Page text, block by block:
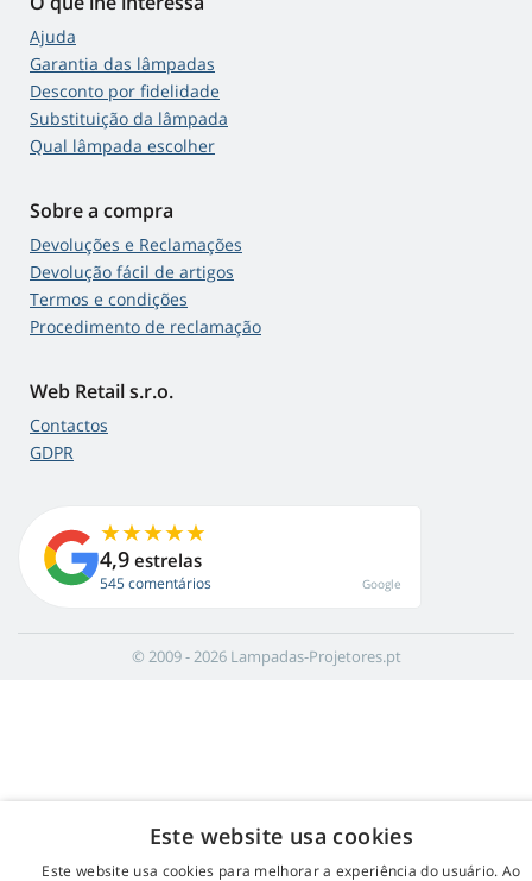
Ajuda
Garantia das lâmpadas
Desconto por fidelidade
Substituição da lâmpada
Qual lâmpada escolher
Sobre a compra
Devoluções e Reclamações
Devolução fácil de artigos
Termos e condições
Procedimento de reclamação
Web Retail s.r.o.
Contactos
GDPR
4,9 estrelas
545 comentários Google
© 2009 - 2026 Lampadas-Projetores.pt
Este website usa cookies
Este website usa cookies para melhorar a experiência do usuário. Ao